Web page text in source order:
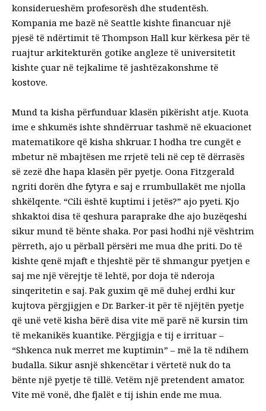
konsiderueshëm profesorësh dhe studentësh.
Kompania me bazë në Seattle kishte financuar një
pjesë të ndërtimit të Thompson Hall kur kërkesa për të
ruajtur arkitekturën gotike angleze të universitetit
kishte çuar në tejkalime të jashtëzakonshme të
kostove.
Mund ta kisha përfunduar klasën pikërisht atje. Kuota
ime e shkumës ishte shndërruar tashmë në ekuacionet
matematikore që kisha shkruar. I hodha tre cungët e
mbetur në mbajtësen me rrjetë teli në cep të dërrasës
së zezë dhe hapa klasën për pyetje. Oona Fitzgerald
ngriti dorën dhe fytyra e saj e rrumbullakët me njolla
shkëlqente. “Cili është kuptimi i jetës?” ajo pyeti. Kjo
shkaktoi disa të qeshura paraprake dhe ajo buzëqeshi
sikur mund të bënte shaka. Por pasi hodhi një vështrim
përreth, ajo u përball përsëri me mua dhe priti. Do të
kishte qenë mjaft e thjeshtë për të shmangur pyetjen e
saj me një vërejtje të lehtë, por doja të nderoja
sinqeritetin e saj. Pak guxim që më duhej erdhi kur
kujtova përgjigjen e Dr. Barker-it për të njëjtën pyetje
që unë vetë kisha bërë disa vite më parë në kursin tim
të mekanikës kuantike. Përgjigja e tij e irrituar –
“Shkenca nuk merret me kuptimin” – më la të ndihem
budalla. Sikur asnjë shkencëtar i vërtetë nuk do ta
bënte një pyetje të tillë. Vetëm një pretendent amator.
Vite më vonë, dhe fjalët e tij ishin ende me mua.